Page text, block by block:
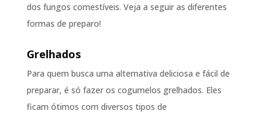
dos fungos comestíveis. Veja a seguir as diferentes
formas de preparo!
Grelhados
Para quem busca uma alternativa deliciosa e fácil de
preparar, é só fazer os cogumelos grelhados. Eles
ficam ótimos com diversos tipos de